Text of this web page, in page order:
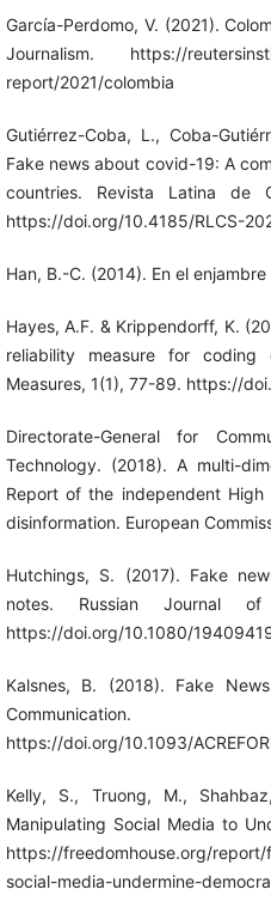
García-Perdomo, V. (2021).
Journalism. https://
report/2021/colombia
Gutiérrez-Coba, L., Coba-
Fake news about covid-19: A
countries. Revista Latina de
https://doi.org/10.4185/RLCS-
Han, B.-C. (2014). En el
Hayes, A.F. & Krippendorff, K.
reliability measure for coding
Measures, 1(1), 77-89. https://
Directorate-General for
Technology. (2018). A multi-
Report of the independent
disinformation. European
Hutchings, S. (2017). Fake
notes. Russian Journal of
https://doi.org/10.1080/
Kalsnes, B. (2018). Fake
Communication.
https://doi.org/10.1093/
Kelly, S., Truong, M.,
Manipulating Social Media to
https://freedomhouse.org/
social-media-undermine-